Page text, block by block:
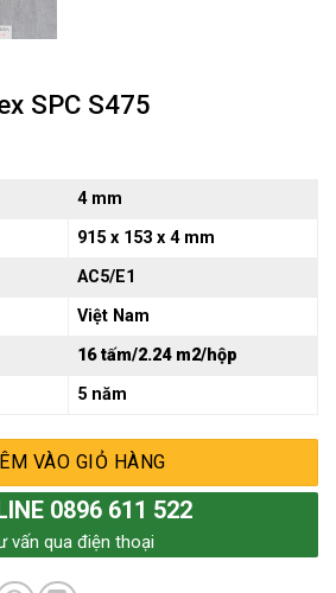
SPC S475
4 mm
915 x 153 x 4 mm
AC5/E1
Việt Nam
16 tấm/2.24 m2/hộp
5 năm
VÀO GIỎ HÀNG
0896 611 522
vấn qua điện thoại